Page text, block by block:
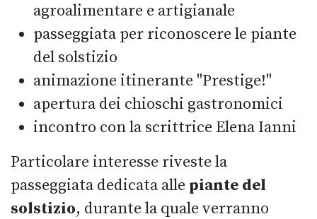
agroalimentare e artigianale
passeggiata per riconoscere le piante
del solstizio
animazione itinerante "Prestige!"
apertura dei chioschi gastronomici
incontro con la scrittrice Elena Ianni
Particolare interesse riveste la
passeggiata dedicata alle piante del
solstizio, durante la quale verranno